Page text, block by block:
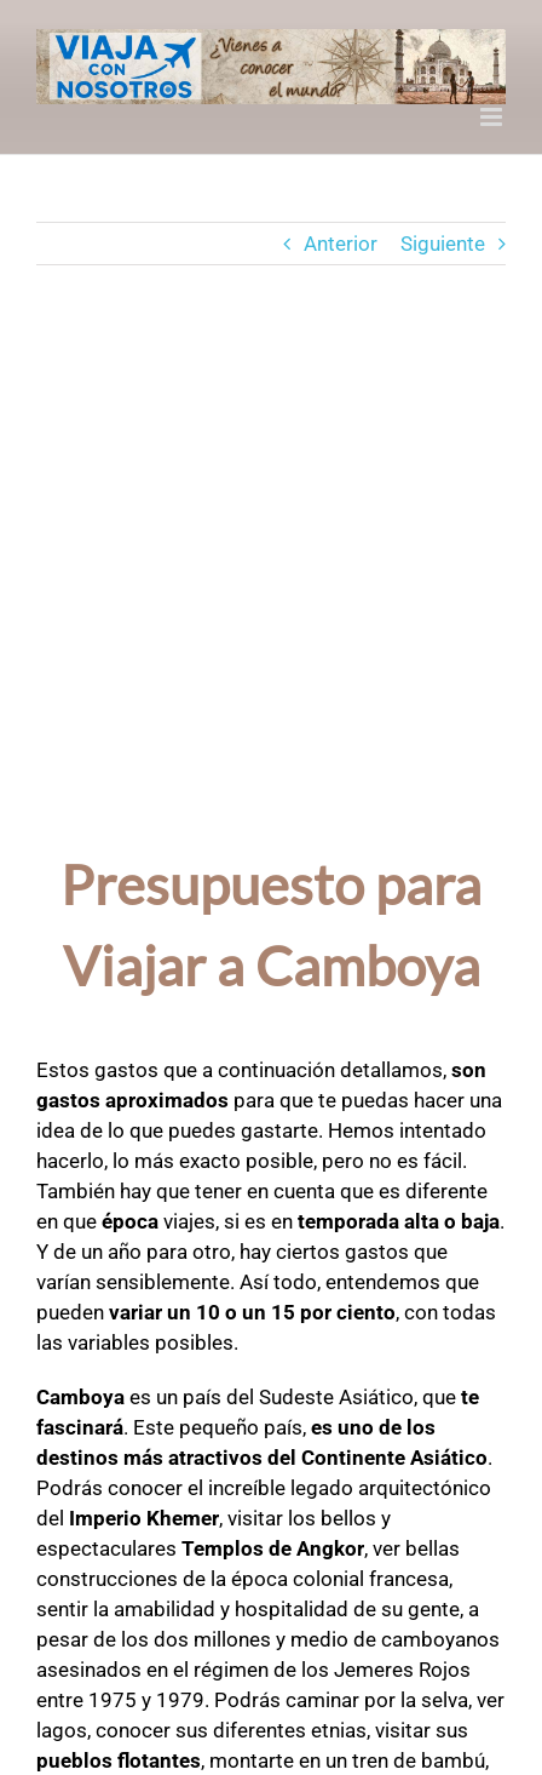
contenido
Anterior Siguiente
Presupuesto para
Viajar a Camboya
Estos gastos que a continuación detallamos, son
gastos aproximados para que te puedas hacer una
idea de lo que puedes gastarte. Hemos intentado
hacerlo, lo más exacto posible, pero no es fácil.
También hay que tener en cuenta que es diferente
en que época viajes, si es en temporada alta o baja.
Y de un año para otro, hay ciertos gastos que
varían sensiblemente. Así todo, entendemos que
pueden variar un 10 o un 15 por ciento, con todas
las variables posibles.
Camboya es un país del Sudeste Asiático, que te
fascinará. Este pequeño país, es uno de los
destinos más atractivos del Continente Asiático.
Podrás conocer el increíble legado arquitectónico
del Imperio Khemer, visitar los bellos y
espectaculares Templos de Angkor, ver bellas
construcciones de la época colonial francesa,
sentir la amabilidad y hospitalidad de su gente, a
pesar de los dos millones y medio de camboyanos
asesinados en el régimen de los Jemeres Rojos
entre 1975 y 1979. Podrás caminar por la selva, ver
lagos, conocer sus diferentes etnias, visitar sus
pueblos flotantes, montarte en un tren de bambú,